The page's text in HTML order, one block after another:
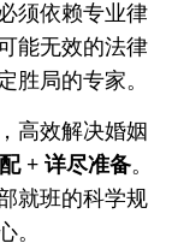
须依赖专业律
能无效的法律
胜局的专家。
高效解决婚姻
+ 详尽准备。
就班的科学规
。